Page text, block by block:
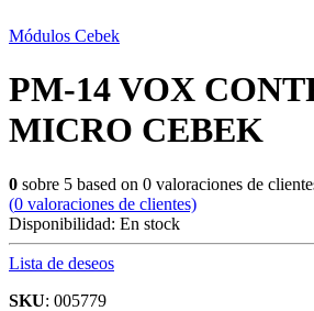
Módulos Cebek
PM-14 VOX
MICRO CEBEK
0 sobre 5 based on 0 valoraciones de
(0 valoraciones de clientes)
Disponibilidad: En stock
Lista de deseos
SKU: 005779